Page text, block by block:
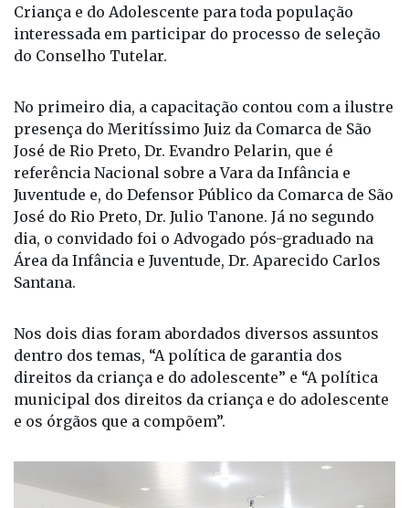
Criança e do Adolescente para toda população
interessada em participar do processo de seleção
do Conselho Tutelar.
No primeiro dia, a capacitação contou com a ilustre
presença do Meritíssimo Juiz da Comarca de São
José de Rio Preto, Dr. Evandro Pelarin, que é
referência Nacional sobre a Vara da Infância e
Juventude e, do Defensor Público da Comarca de São
José do Rio Preto, Dr. Julio Tanone. Já no segundo
dia, o convidado foi o Advogado pós-graduado na
Área da Infância e Juventude, Dr. Aparecido Carlos
Santana.
Nos dois dias foram abordados diversos assuntos
dentro dos temas, “A política de garantia dos
direitos da criança e do adolescente” e “A política
municipal dos direitos da criança e do adolescente
e os órgãos que a compõem”.